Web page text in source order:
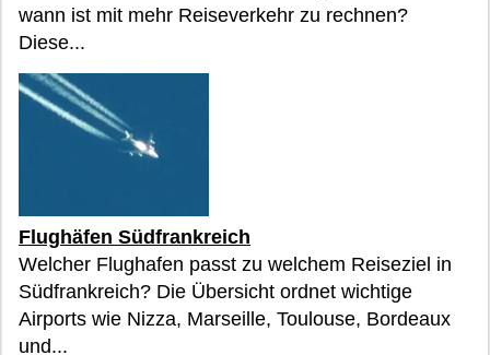
wann ist mit mehr Reiseverkehr zu rechnen?
Diese...
Flughäfen Südfrankreich
Welcher Flughafen passt zu welchem Reiseziel in
Südfrankreich? Die Übersicht ordnet wichtige
Airports wie Nizza, Marseille, Toulouse, Bordeaux
und...